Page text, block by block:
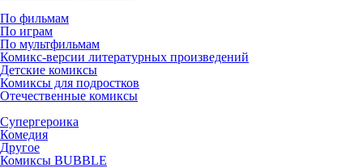
По фильмам
По играм
По мультфильмам
Комикс-версии литературных произведений
Детские комиксы
Комиксы для подростков
Отечественные комиксы
Супергероика
Комедия
Другое
Комиксы BUBBLE